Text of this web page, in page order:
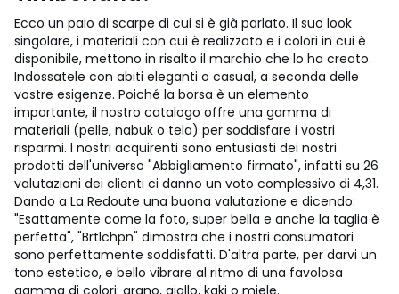
Ecco un paio di scarpe di cui si è già parlato. Il suo look
singolare, i materiali con cui è realizzato e i colori in cui è
disponibile, mettono in risalto il marchio che lo ha creato.
Indossatele con abiti eleganti o casual, a seconda delle
vostre esigenze. Poiché la borsa è un elemento
importante, il nostro catalogo offre una gamma di
materiali (pelle, nabuk o tela) per soddisfare i vostri
risparmi. I nostri acquirenti sono entusiasti dei nostri
prodotti dell'universo "Abbigliamento firmato", infatti su 26
valutazioni dei clienti ci danno un voto complessivo di 4,31.
Dando a La Redoute una buona valutazione e dicendo:
"Esattamente come la foto, super bella e anche la taglia è
perfetta", "Brtlchpn" dimostra che i nostri consumatori
sono perfettamente soddisfatti. D'altra parte, per darvi un
tono estetico, e bello vibrare al ritmo di una favolosa
gamma di colori: grano, giallo, kaki o miele.